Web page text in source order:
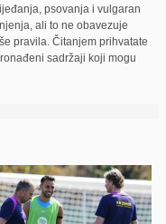
psovanja i vulgaran
ali to ne obavezuje
pravila. Čitanjem prihvatate
sadržaji koji mogu